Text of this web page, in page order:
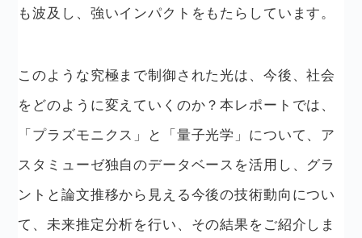
も波及し、強いインパクトをもたらしています。
このような究極まで制御された光は、今後、社会
をどのように変えていくのか？本レポートでは、
「プラズモニクス」と「量子光学」について、ア
スタミューゼ独自のデータベースを活用し、グラ
ントと論文推移から見える今後の技術動向につい
て、未来推定分析を行い、その結果をご紹介しま